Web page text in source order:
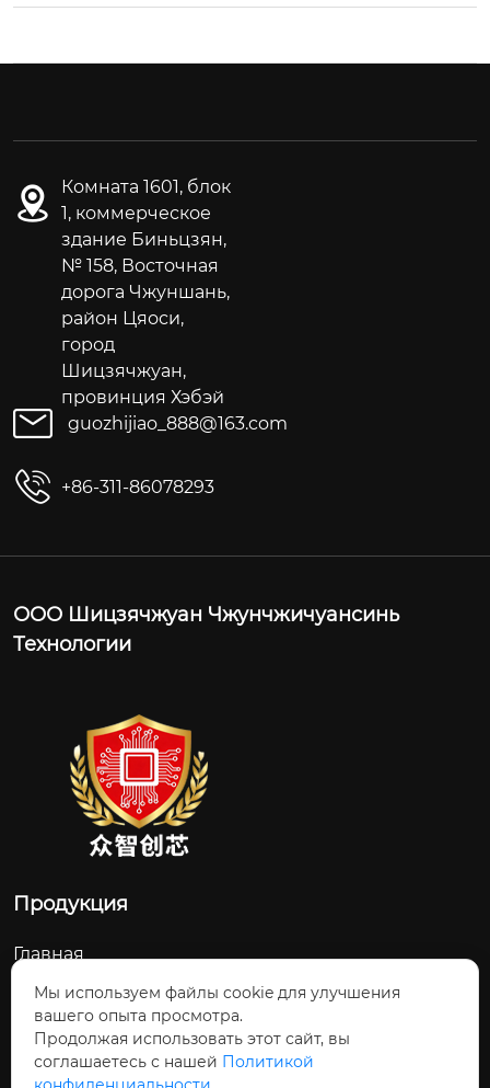
Комната 1601, блок
1, коммерческое
здание Биньцзян,
№ 158, Восточная
дорога Чжуншань,
район Цяоси,
город
Шицзячжуан,
провинция Хэбэй
guozhijiao_888@163.com
+86-311-86078293
ООО Шицзячжуан Чжунчжичуансинь
Технологии
Продукция
Главная
О Нас
Контакты
Новости и обновления
Мы используем файлы cookie для улучшения
вашего опыта просмотра.
Продолжая использовать этот сайт, вы
соглашаетесь с нашей Политикой